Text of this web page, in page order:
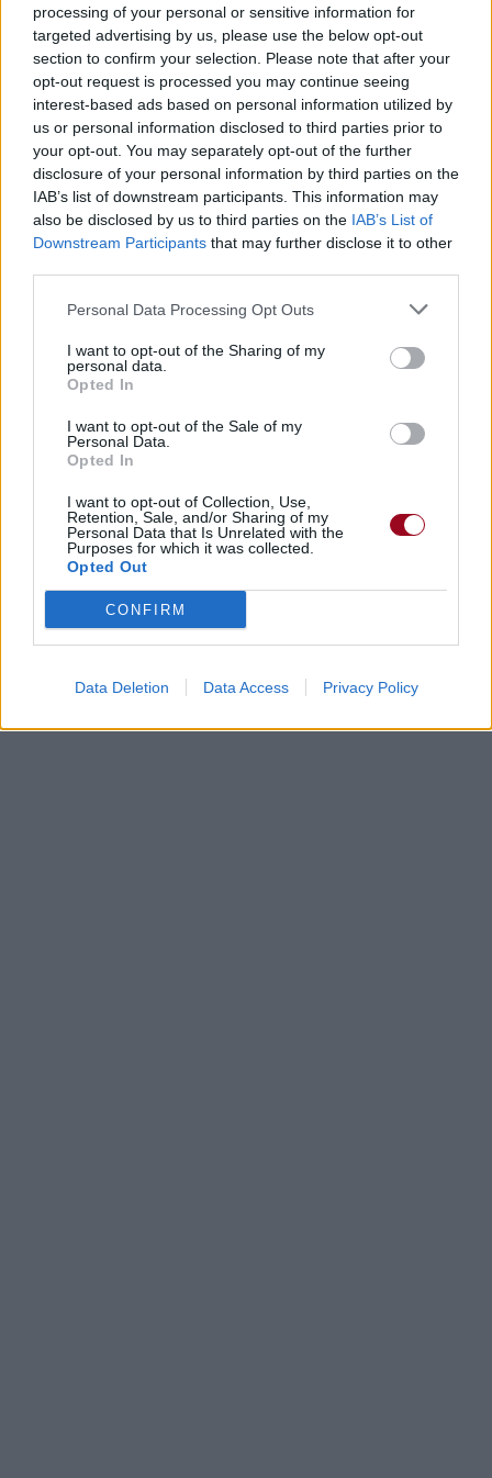
processing of your personal or sensitive information for
targeted advertising by us, please use the below opt-out
section to confirm your selection. Please note that after your
opt-out request is processed you may continue seeing
interest-based ads based on personal information utilized by
us or personal information disclosed to third parties prior to
your opt-out. You may separately opt-out of the further
disclosure of your personal information by third parties on the
IAB’s list of downstream participants. This information may
also be disclosed by us to third parties on the IAB’s List of
Downstream Participants that may further disclose it to other
Personal Data Processing Opt Outs
I want to opt-out of the Sharing of my
personal data.
Opted In
I want to opt-out of the Sale of my
Personal Data.
Opted In
I want to opt-out of Collection, Use,
Retention, Sale, and/or Sharing of my
Personal Data that Is Unrelated with the
Purposes for which it was collected.
Opted Out
CONFIRM
Data Deletion Data Access Privacy Policy
Trouver un instrument de musique ou une partition au
meilleur prix sur
⇑
Paroles Téléchargement
Vidéos
Commentaires
Voir la vidéo de «Romina»
Paroles Téléchargement
Commentaires
Dire «merci» pour cette traduction